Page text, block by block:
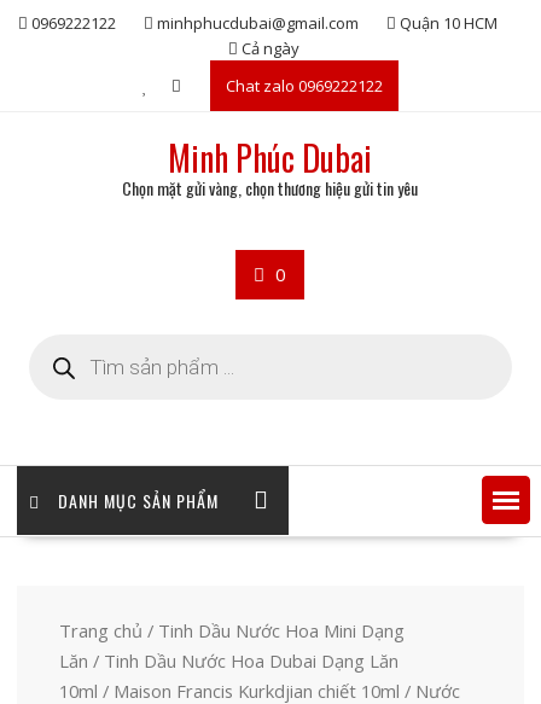
Skip0969222122 minhphucdubai@gmail.com
Quận 10 HCM
Cả ngày
Chat zalo 0969222122
Minh Phúc Dubai
Chọn mặt gửi vàng, chọn thương hiệu gửi tin yêu
0
kiếm
sản
DANH MỤC SẢN PHẨM
Trang chủ / Tinh Dầu Nước Hoa Mini Dạng
Lăn / Tinh Dầu Nước Hoa Dubai Dạng Lăn
10ml / Maison Francis Kurkdjian chiết 10ml / Nước